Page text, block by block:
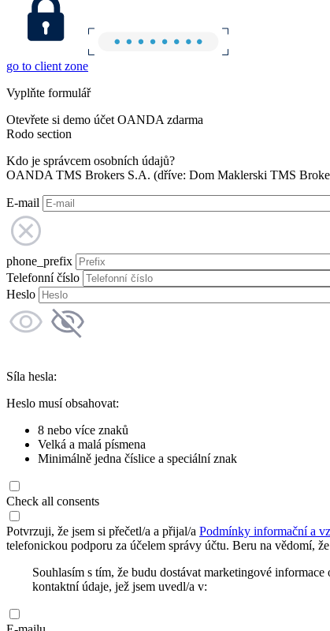
go to client zone
Vyplňte formulář
Otevřete si demo účet OANDA zdarma
Rodo section
Kdo je správcem osobních údajů?
OANDA TMS Brokers S.A. (dříve: Dom Maklerski TMS
E-mail
phone_prefix
Telefonní číslo
Heslo
Síla hesla:
Heslo musí obsahovat:
8 nebo více znaků
Velká a malá písmena
Minimálně jedna číslice a speciální znak
Check all consents
Potvrzuji, že jsem si přečetl/a a přijal/a Podmínky informační a
telefonickou podporu za účelem správy účtu. Beru na vědomí,
Souhlasím s tím, že budu dostávat marketingové
kontaktní údaje, jež jsem uvedl/a v: